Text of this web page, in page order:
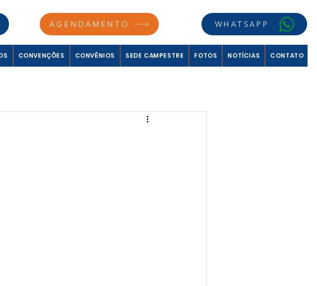
AGENDAMENTO WHATSAPP
CONVENÇÕES CONVÊNIOS SEDE CAMPESTRE FOTOS NOTÍCIAS CONTATO